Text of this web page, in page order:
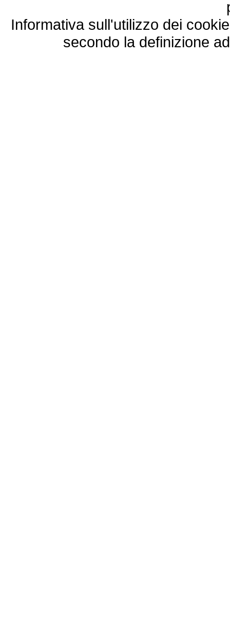
Informativa sull'utilizzo dei
secondo la definizione